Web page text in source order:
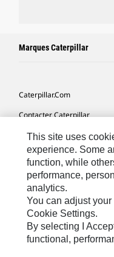
Marques Caterpillar
Caterpillar.com
Contacter Caterpillar
Mes Préférences Marketing
Plan Du Site
Cookie Settings
Mentions Légales
Confidentialité
This site uses
experience. Some
function, while
performance,
analytics.
You can adjust
Cookie Settings.
By selecting I
functional,